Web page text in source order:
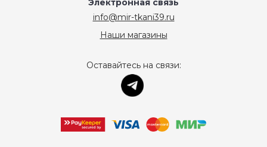
Электронная связь
info@mir-tkani39.ru
Наши магазины
Оставайтесь на связи: